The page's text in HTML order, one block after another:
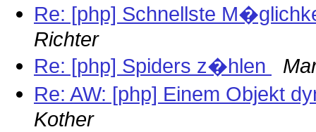
Re: [php] Schnellste
Richter
Re: [php] Spiders z�hlen
Re: AW: [php] Einem Objekt
Kother